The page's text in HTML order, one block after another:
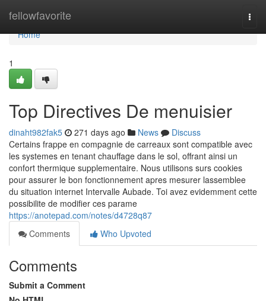
fellowfavorite
Home
Home
1
Top Directives De menuisier
dinaht982fak5 271 days ago News
Discuss
Certains frappe en compagnie de carreaux sont compatible avec
les systemes en tenant chauffage dans le sol, offrant ainsi un
confort thermique supplementaire. Nous utilisons surs cookies
pour assurer le bon fonctionnement apres mesurer lassemblee
du situation internet Intervalle Aubade. Toi avez evidemment cette
possibilite de modifier ces parame
https://anotepad.com/notes/d4728q87
Comments
Who Upvoted
Comments
Submit a Comment